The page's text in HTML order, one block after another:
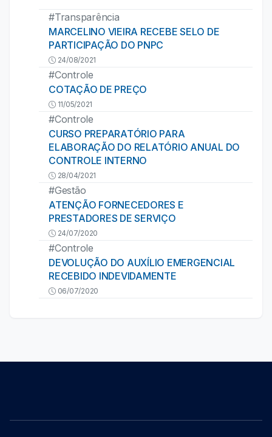
#Transparência
MARCELINO VIEIRA RECEBE SELO DE
PARTICIPAÇÃO DO PNPC
24/08/2021
#Controle
COTAÇÃO DE PREÇO
11/05/2021
#Controle
CURSO PREPARATÓRIO PARA
ELABORAÇÃO DO RELATÓRIO ANUAL DO
CONTROLE INTERNO
28/04/2021
#Gestão
ATENÇÃO FORNECEDORES E
PRESTADORES DE SERVIÇO
24/07/2020
#Controle
DEVOLUÇÃO DO AUXÍLIO EMERGENCIAL
RECEBIDO INDEVIDAMENTE
06/07/2020